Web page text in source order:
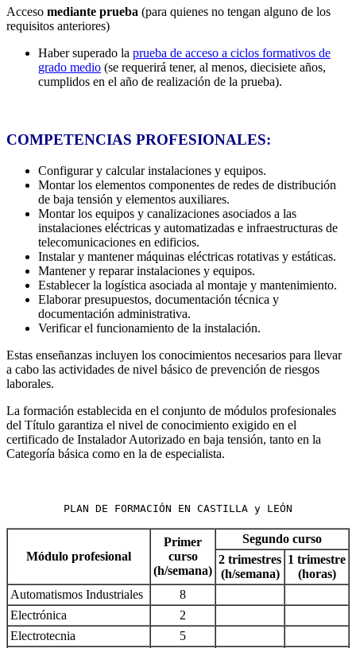
Acceso mediante prueba (para quienes no tengan alguno de los
requisitos anteriores)
Haber superado la prueba de acceso a ciclos formativos de
grado medio (se requerirá tener, al menos, diecisiete años,
cumplidos en el año de realización de la prueba).
COMPETENCIAS PROFESIONALES:
Configurar y calcular instalaciones y equipos.
Montar los elementos componentes de redes de distribución
de baja tensión y elementos auxiliares.
Montar los equipos y canalizaciones asociados a las
instalaciones eléctricas y automatizadas e infraestructuras de
telecomunicaciones en edificios.
Instalar y mantener máquinas eléctricas rotativas y estáticas.
Mantener y reparar instalaciones y equipos.
Establecer la logística asociada al montaje y mantenimiento.
Elaborar presupuestos, documentación técnica y
documentación administrativa.
Verificar el funcionamiento de la instalación.
Estas enseñanzas incluyen los conocimientos necesarios para llevar
a cabo las actividades de nivel básico de prevención de riesgos
laborales.
La formación establecida en el conjunto de módulos profesionales
del Título garantiza el nivel de conocimiento exigido en el
certificado de Instalador Autorizado en baja tensión, tanto en la
Categoría básica como en la de especialista.
PLAN DE FORMACIÓN EN CASTILLA y LEÓN
Módulo profesional
Primer
curso
(h/semana)
Segundo curso
2 trimestres
(h/semana)
1 trimestre
(horas)
Automatismos Industriales
8
Electrónica
2
Electrotecnia
5